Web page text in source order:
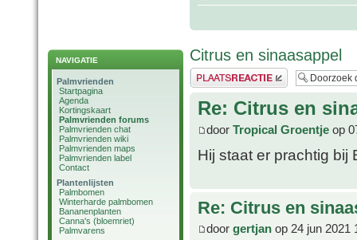
NAVIGATIE
Palmvrienden
Startpagina
Agenda
Kortingskaart
Palmvrienden forums
Palmvrienden chat
Palmvrienden wiki
Palmvrienden maps
Palmvrienden label
Contact
Plantenlijsten
Palmbomen
Winterharde palmbomen
Bananenplanten
Canna's (bloemriet)
Palmvarens
Citrus en sinaasappel
Plaats een reactie
Re: Citrus en
door Tropical Groentje op
Hij staat er prachtig bij
Re: Citrus en
door gertjan op 24 jun 2021